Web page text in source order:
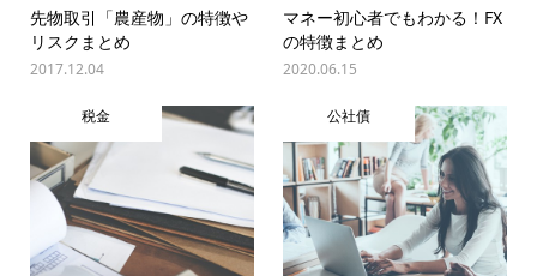
先物取引「農産物」の特徴や
リスクまとめ
2017.12.04
マネー初心者でもわかる！FX
の特徴まとめ
2020.06.15
税金 公社債